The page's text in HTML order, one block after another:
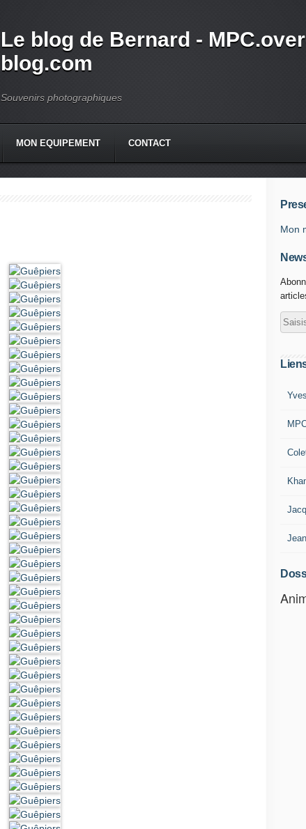
Le blog de Bernard -
blog.com
Souvenirs photographiques
MON EQUIPEMENT CONTACT
Mon
Yves